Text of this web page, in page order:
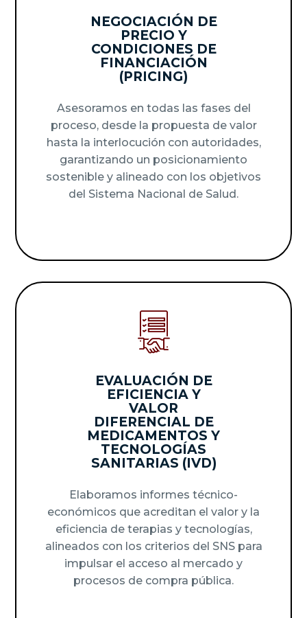
NEGOCIACIÓN DE
PRECIO Y
CONDICIONES DE
FINANCIACIÓN
(PRICING)
Asesoramos en todas las fases del
proceso, desde la propuesta de valor
hasta la interlocución con autoridades,
garantizando un posicionamiento
sostenible y alineado con los objetivos
del Sistema Nacional de Salud.
EVALUACIÓN DE
EFICIENCIA Y
VALOR
DIFERENCIAL DE
MEDICAMENTOS Y
TECNOLOGÍAS
SANITARIAS (IVD)
Elaboramos informes técnico-
económicos que acreditan el valor y la
eficiencia de terapias y tecnologías,
alineados con los criterios del SNS para
impulsar el acceso al mercado y
procesos de compra pública.